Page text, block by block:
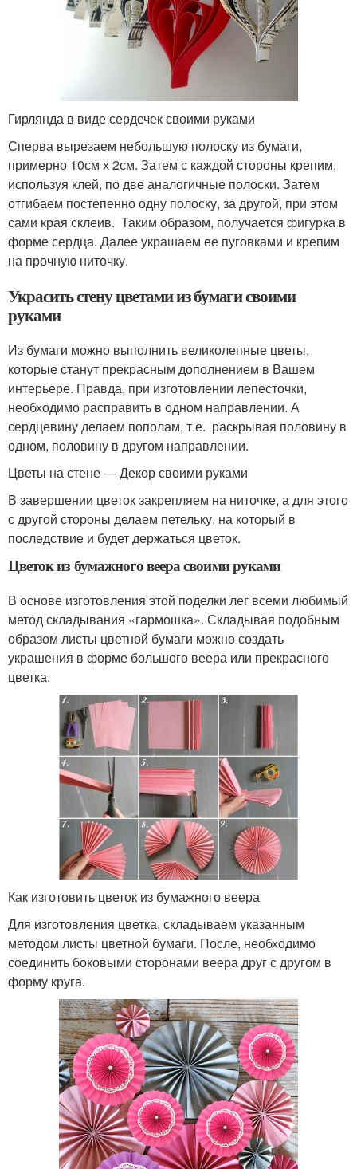
Гирлянда в виде сердечек своими руками
Сперва вырезаем небольшую полоску из бумаги,
примерно 10см х 2см. Затем с каждой стороны крепим,
используя клей, по две аналогичные полоски. Затем
отгибаем постепенно одну полоску, за другой, при этом
сами края склеив. Таким образом, получается фигурка в
форме сердца. Далее украшаем ее пуговками и крепим
на прочную ниточку.
Украсить стену цветами из бумаги своими
руками
Из бумаги можно выполнить великолепные цветы,
которые станут прекрасным дополнением в Вашем
интерьере. Правда, при изготовлении лепесточки,
необходимо расправить в одном направлении. А
сердцевину делаем пополам, т.е. раскрывая половину в
одном, половину в другом направлении.
Цветы на стене — Декор своими руками
В завершении цветок закрепляем на ниточке, а для этого
с другой стороны делаем петельку, на который в
последствие и будет держаться цветок.
Цветок из бумажного веера своими руками
В основе изготовления этой поделки лег всеми любимый
метод складывания «гармошка». Складывая подобным
образом листы цветной бумаги можно создать
украшения в форме большого веера или прекрасного
цветка.
Как изготовить цветок из бумажного веера
Для изготовления цветка, складываем указанным
методом листы цветной бумаги. После, необходимо
соединить боковыми сторонами веера друг с другом в
форму круга.